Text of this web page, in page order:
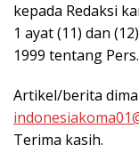
kepada Redaksi
1 ayat (11) dan
1999 tentang Pers.
Artikel/berita
Terima kasih.